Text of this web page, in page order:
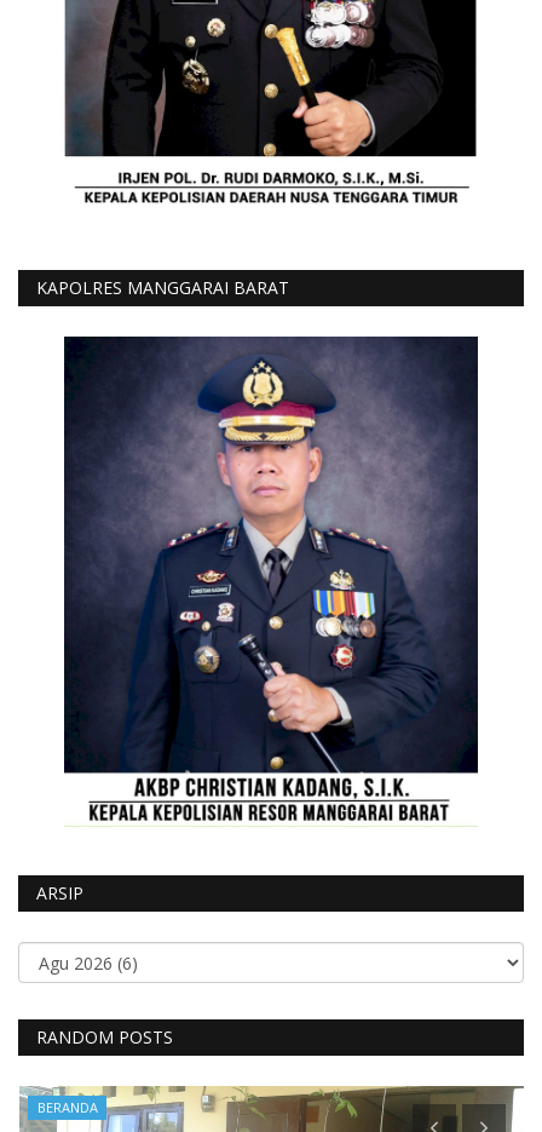
KAPOLRES MANGGARAI BARAT
ARSIP
RANDOM POSTS
BERANDA